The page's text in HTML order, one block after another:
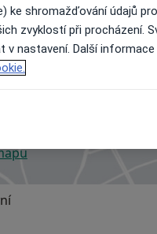
v nové záložce
ke shromažďování údajů
zvyklostí při procházení.
v nastavení. Další